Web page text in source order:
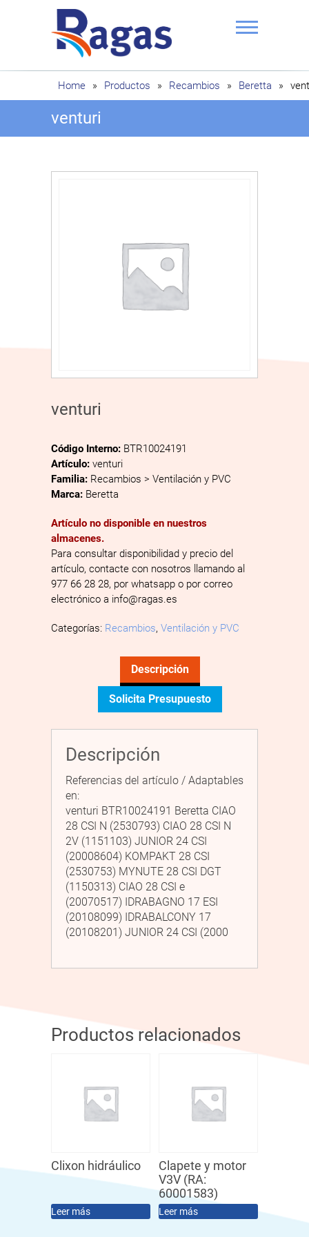
Ragas
Home » Productos » Recambios » Beretta »
venturi
venturi
Código Interno: BTR10024191
Artículo: venturi
Familia: Recambios > Ventilación y PVC
Marca: Beretta
Artículo no disponible en nuestros
almacenes.
Para consultar disponibilidad y precio del
artículo, contacte con nosotros llamando al
977 66 28 28, por whatsapp o por correo
electrónico a info@ragas.es
Categorías: Recambios, Ventilación y PVC
Descripción
Solicita Presupuesto
Descripción
Referencias del artículo / Adaptables
en:
venturi BTR10024191 Beretta CIAO
28 CSI N (2530793) CIAO 28 CSI N
2V (1151103) JUNIOR 24 CSI
(20008604) KOMPAKT 28 CSI
(2530753) MYNUTE 28 CSI DGT
(1150313) CIAO 28 CSI e
(20070517) IDRABAGNO 17 ESI
(20108099) IDRABALCONY 17
(20108201) JUNIOR 24 CSI (2000
Productos relacionados
Clixon hidráulico
Leer más
Clapete y motor
V3V (RA:
60001583)
Leer más